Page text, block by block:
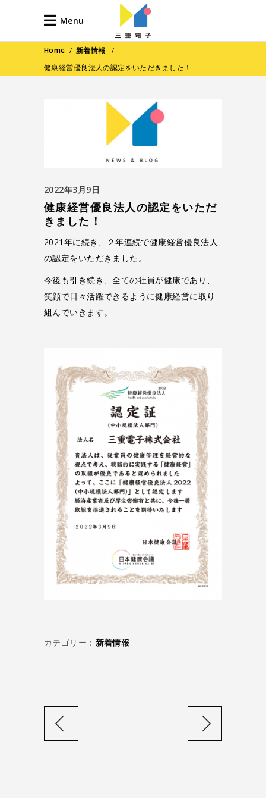
Menu
Home / 新着情報
/
健康経営優良法人の認定をいただきました！
2022年3月9日
健康経営優良法人の認定をいただ
きました！
2021年に続き、２年連続で健康経営優良法人
の認定をいただきました。
今後も引き続き、全ての社員が健康であり、
笑顔で日々活躍できるように健康経営に取り
組んでいきます。
カテゴリー： 新着情報